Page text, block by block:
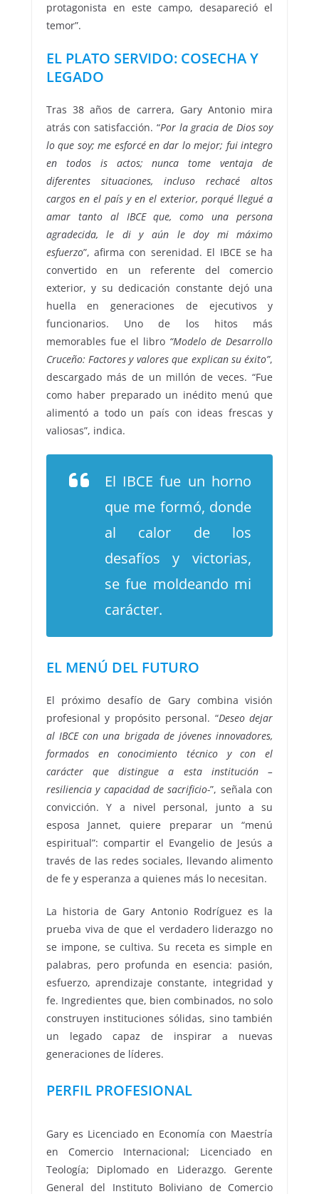
protagonista en este campo, desapareció el
temor”.
EL PLATO SERVIDO: COSECHA Y
LEGADO
Tras 38 años de carrera, Gary Antonio mira
atrás con satisfacción. “Por la gracia de Dios soy
lo que soy; me esforcé en dar lo mejor; fui integro
en todos is actos; nunca tome ventaja de
diferentes situaciones, incluso rechacé altos
cargos en el país y en el exterior, porqué llegué a
amar tanto al IBCE que, como una persona
agradecida, le di y aún le doy mi máximo
esfuerzo”, afirma con serenidad. El IBCE se ha
convertido en un referente del comercio
exterior, y su dedicación constante dejó una
huella en generaciones de ejecutivos y
funcionarios. Uno de los hitos más
memorables fue el libro “Modelo de Desarrollo
Cruceño: Factores y valores que explican su éxito”,
descargado más de un millón de veces. “Fue
como haber preparado un inédito menú que
alimentó a todo un país con ideas frescas y
valiosas”, indica.
El IBCE fue un horno
que me formó, donde
al calor de los
desafíos y victorias,
se fue moldeando mi
carácter.
EL MENÚ DEL FUTURO
El próximo desafío de Gary combina visión
profesional y propósito personal. “Deseo dejar
al IBCE con una brigada de jóvenes innovadores,
formados en conocimiento técnico y con el
carácter que distingue a esta institución –
resiliencia y capacidad de sacrificio-”, señala con
convicción. Y a nivel personal, junto a su
esposa Jannet, quiere preparar un “menú
espiritual”: compartir el Evangelio de Jesús a
través de las redes sociales, llevando alimento
de fe y esperanza a quienes más lo necesitan.
La historia de Gary Antonio Rodríguez es la
prueba viva de que el verdadero liderazgo no
se impone, se cultiva. Su receta es simple en
palabras, pero profunda en esencia: pasión,
esfuerzo, aprendizaje constante, integridad y
fe. Ingredientes que, bien combinados, no solo
construyen instituciones sólidas, sino también
un legado capaz de inspirar a nuevas
generaciones de líderes.
PERFIL PROFESIONAL
Gary es Licenciado en Economía con Maestría
en Comercio Internacional; Licenciado en
Teología; Diplomado en Liderazgo. Gerente
General del Instituto Boliviano de Comercio